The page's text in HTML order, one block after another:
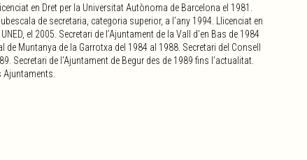
en Dret per la Universitat Autònoma de Barcelona el 1981.
de secretaria, categoria superior, a l’any 1994. Llicenciat en
el 2005. Secretari de l’Ajuntament de la Vall d’en Bas de 1984
de Muntanya de la Garrotxa del 1984 al 1988. Secretari del Consell
Secretari de l’Ajuntament de Begur des de 1989 fins l’actualitat.